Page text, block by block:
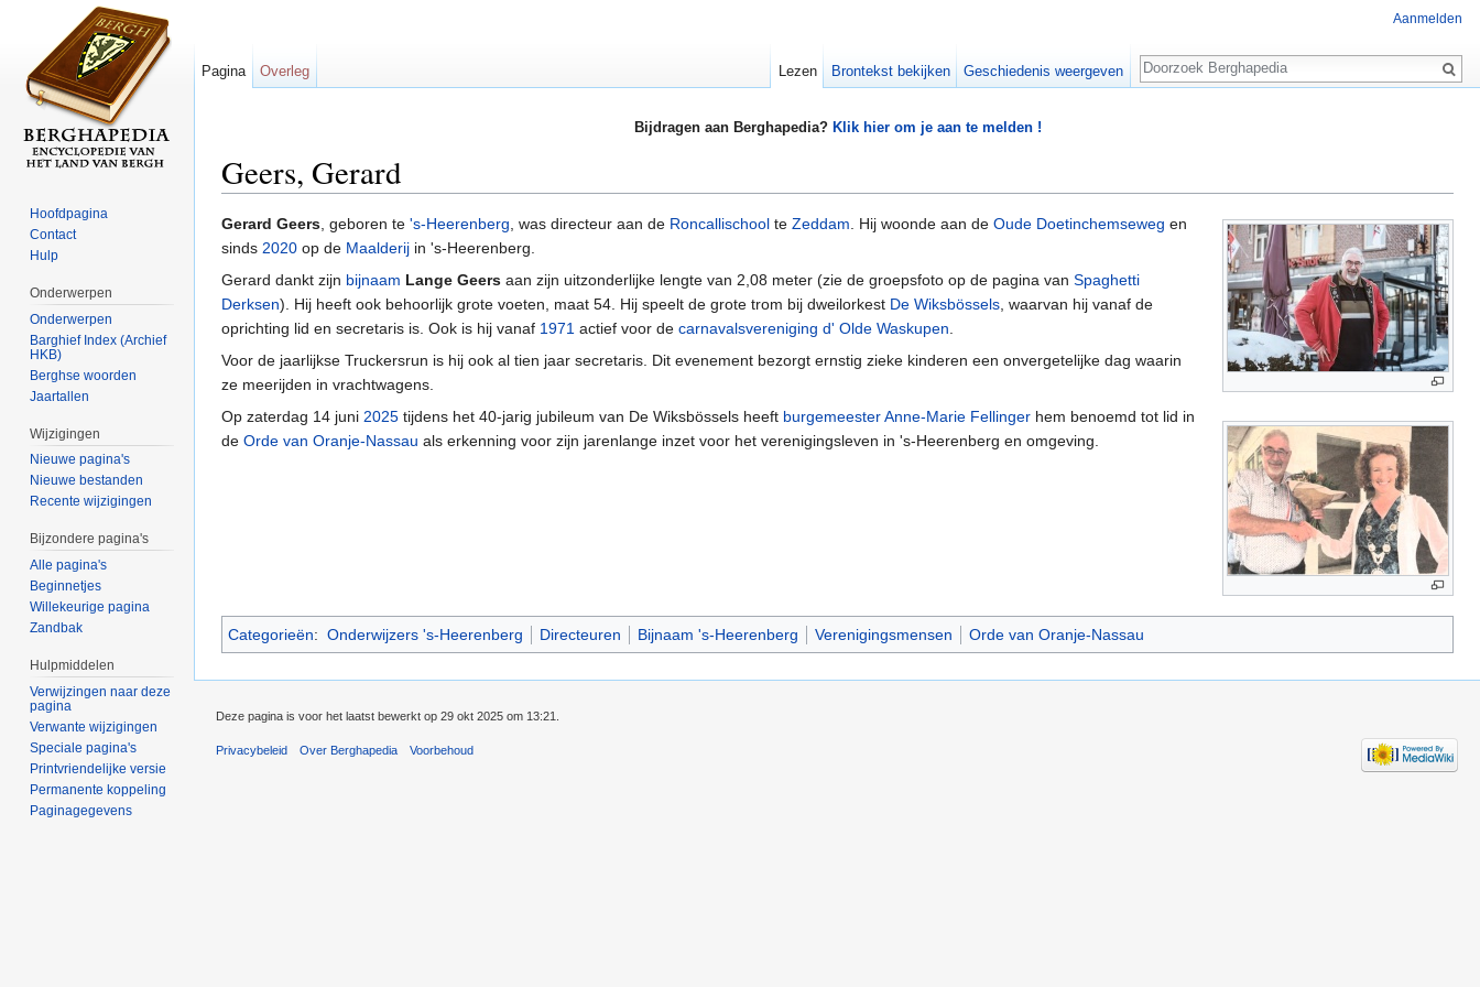
Bijdragen aan Berghapedia? Klik hier om je aan te melden !
Geers, Gerard
Gerard Geers, geboren te 's-Heerenberg, was directeur aan de Roncallischool te Zeddam. Hij woonde aan de Oude Doetinchemseweg en
sinds 2020 op de Maalderij in 's-Heerenberg.
Gerard dankt zijn bijnaam Lange Geers aan zijn uitzonderlijke lengte van 2,08 meter (zie de groepsfoto op de pagina van Spaghetti
Derksen). Hij heeft ook behoorlijk grote voeten, maat 54. Hij speelt de grote trom bij dweilorkest De Wiksbössels, waarvan hij vanaf de
oprichting lid en secretaris is. Ook is hij vanaf 1971 actief voor de carnavalsvereniging d' Olde Waskupen.
Voor de jaarlijkse Truckersrun is hij ook al tien jaar secretaris. Dit evenement bezorgt ernstig zieke kinderen een onvergetelijke dag waarin
ze meerijden in vrachtwagens.
Op zaterdag 14 juni 2025 tijdens het 40-jarig jubileum van De Wiksbössels heeft burgemeester Anne-Marie Fellinger hem benoemd tot lid in
de Orde van Oranje-Nassau als erkenning voor zijn jarenlange inzet voor het verenigingsleven in 's-Heerenberg en omgeving.
Categorieën: Onderwijzers 's-Heerenberg Directeuren Bijnaam 's-Heerenberg Verenigingsmensen Orde van Oranje-Nassau
Aanmelden
Pagina Overleg Lezen Brontekst bekijken Geschiedenis weergeven
Zoeken
Hoofdpagina
Contact
Hulp
Onderwerpen
Onderwerpen
Barghief Index (Archief
HKB)
Berghse woorden
Jaartallen
Wijzigingen
Nieuwe pagina's
Nieuwe bestanden
Recente wijzigingen
Bijzondere pagina's
Alle pagina's
Beginnetjes
Willekeurige pagina
Zandbak
Hulpmiddelen
Verwijzingen naar deze
pagina
Verwante wijzigingen
Speciale pagina's
Printvriendelijke versie
Permanente koppeling
Paginagegevens
Deze pagina is voor het laatst bewerkt op 29 okt 2025 om 13:21.
Privacybeleid Over Berghapedia Voorbehoud